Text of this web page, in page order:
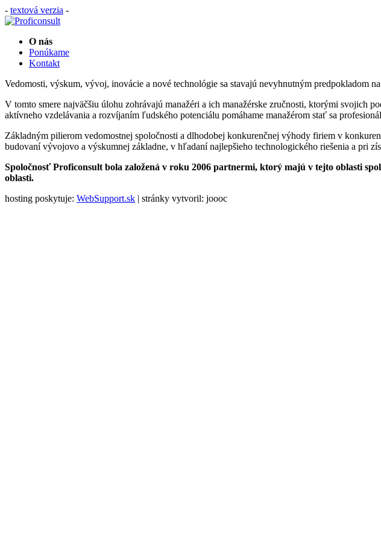
- textová verzia -
O nás
Ponúkame
Kontakt
Vedomosti, výskum, vývoj, inovácie a nové technológie sa stavajú nevyhnutným predpokladom
V tomto smere najväčšiu úlohu zohrávajú manažéri a ich manažérske zručnosti, ktorými svojich
aktívneho vzdelávania a rozvíjaním ľudského potenciálu pomáhame manažérom stať sa
Základným pilierom vedomostnej spoločnosti a dlhodobej konkurenčnej výhody firiem v
budovaní vývojovo a výskumnej základne, v hľadaní najlepšieho technologického riešenia a pri
Spoločnosť Proficonsult bola založená v roku 2006 partnermi, ktorý majú v tejto oblasti
oblasti.
hosting poskytuje: WebSupport.sk | stránky vytvoril: joooc